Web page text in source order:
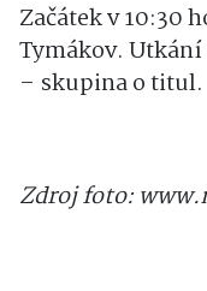
Začátek v 10:30
Tymákov. Utkání
– skupina o titul.
Zdroj foto: